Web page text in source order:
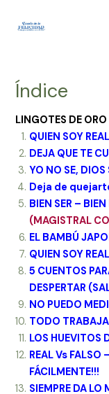
Índice
LINGOTES DE ORO
QUIEN SOY
DEJA QUE TE
YO NO SE, DIOS
Deja de
BIEN SER –
(MAGISTRAL
EL BAMBÚ
QUIEN SOY
5 CUENTOS
DESPERTAR
NO PUEDO
TODO TRABAJA
LOS HUEVITOS
REAL Vs FALSO
FÁCILMENTE!!!
SIEMPRE DA LO